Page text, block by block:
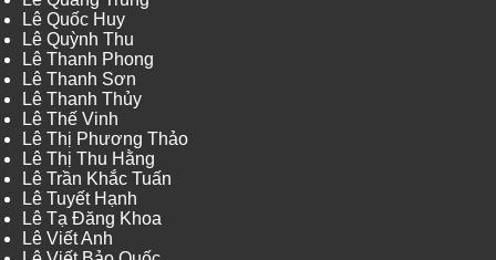
Lê Quốc Huy
Lê Quỳnh Thu
Lê Thanh Phong
Lê Thanh Sơn
Lê Thanh Thủy
Lê Thế Vinh
Lê Thị Phương Thảo
Lê Thị Thu Hằng
Lê Trần Khắc Tuấn
Lê Tuyết Hạnh
Lê Tạ Đăng Khoa
Lê Viết Anh